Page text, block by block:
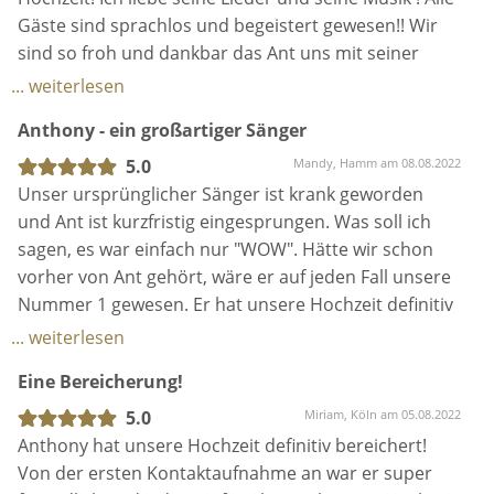
Aleksa & Slawa
vorher von Ant gehört, wäre er auf jeden Fall unsere
Nummer 1 gewesen. Er hat unsere Hochzeit definitiv
zu etwas perfektem gemacht. Ant hat eine der
waren sofort verliebt in diesen tollen und äußerst
sympathischen Sänger😊 Wenn ihr eine
unvergessliche Hochzeit haben wollt, dann ist Ant die
richtige Wahl 😍
... weiterlesen
Eine Bereicherung!
5.0
Miriam, Köln am 05.08.2022
Anthony hat unsere Hochzeit definitiv bereichert!
Von der ersten Kontaktaufnahme an war er super
freundlich und jederzeit für Absprachen zur Hochzeit
erreichbar. An dem Tag selbst war er super pünktlich
da, hatte schon alles aufgebaut und hat uns vom
Einzug in die Kirche bis hin zum Sektempfang
schon wirklich hohe Erwartungen, da die online
Hörproben schon vielversprechend waren aber es
war noch so viel besser als erwartet!!! Jeder unsere
Gäste war ebenfalls total begeistert Ich werden
... weiterlesen
Super Stimme!
5.0
Karina, Selm am 05.08.2022
Ant hat bei unserer kirchlichen Trauung mit
anschließendem Sektempfang gesungen und seine